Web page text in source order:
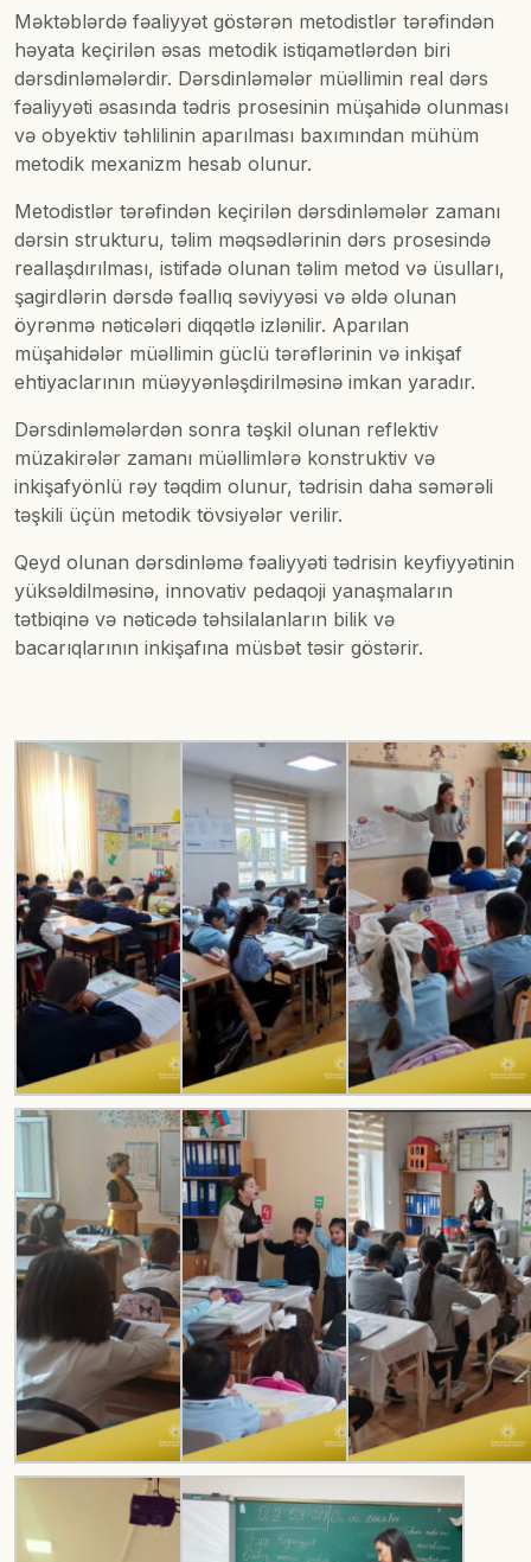
Məktəblərdə fəaliyyət göstərən metodistlər tərəfindən
həyata keçirilən əsas metodik istiqamətlərdən biri
dərsdinləmələrdir. Dərsdinləmələr müəllimin real dərs
fəaliyyəti əsasında tədris prosesinin müşahidə olunması
və obyektiv təhlilinin aparılması baxımından mühüm
metodik mexanizm hesab olunur.
Metodistlər tərəfindən keçirilən dərsdinləmələr zamanı
dərsin strukturu, təlim məqsədlərinin dərs prosesində
reallaşdırılması, istifadə olunan təlim metod və üsulları,
şagirdlərin dərsdə fəallıq səviyyəsi və əldə olunan
öyrənmə nəticələri diqqətlə izlənilir. Aparılan
müşahidələr müəllimin güclü tərəflərinin və inkişaf
ehtiyaclarının müəyyənləşdirilməsinə imkan yaradır.
Dərsdinləmələrdən sonra təşkil olunan reflektiv
müzakirələr zamanı müəllimlərə konstruktiv və
inkişafyönlü rəy təqdim olunur, tədrisin daha səmərəli
təşkili üçün metodik tövsiyələr verilir.
Qeyd olunan dərsdinləmə fəaliyyəti tədrisin keyfiyyətinin
yüksəldilməsinə, innovativ pedaqoji yanaşmaların
tətbiqinə və nəticədə təhsilalanların bilik və
bacarıqlarının inkişafına müsbət təsir göstərir.